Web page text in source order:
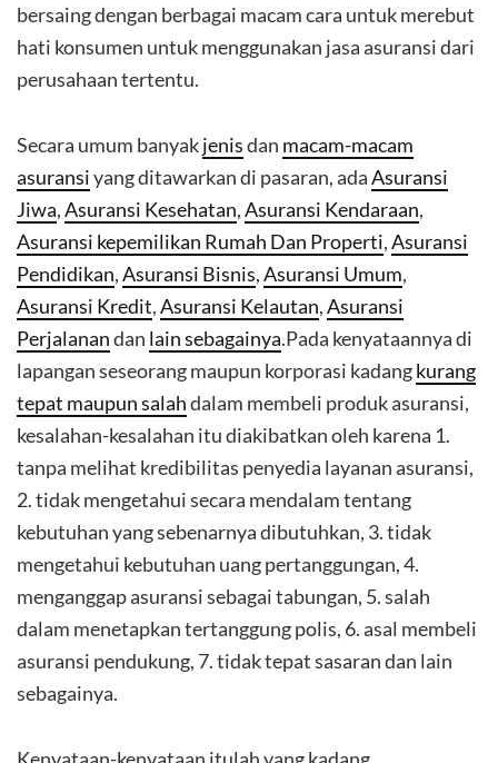
bersaing dengan berbagai macam cara untuk merebut
hati konsumen untuk menggunakan jasa asuransi dari
perusahaan tertentu.
Secara umum banyakjenisdan macam-macam
asuransiyang ditawarkan di pasaran, adaAsuransi
Jiwa,Asuransi Kesehatan,Asuransi Kendaraan,
Asuransi kepemilikan Rumah Dan Properti,Asuransi
Pendidikan,Asuransi Bisnis,Asuransi Umum,
Asuransi Kredit,Asuransi Kelautan,Asuransi
Perjalanandan lain sebagainya.Pada kenyataannya di
lapangan seseorang maupun korporasi kadangkurang
tepat maupun salahdalam membeli produk asuransi,
kesalahan-kesalahan itu diakibatkan oleh karena 1.
tanpa melihat kredibilitas penyedia layanan asuransi,
2. tidak mengetahui secara mendalam tentang
kebutuhan yang sebenarnya dibutuhkan, 3. tidak
mengetahui kebutuhan uang pertanggungan, 4.
menganggap asuransi sebagai tabungan, 5. salah
dalam menetapkan tertanggung polis, 6. asal membeli
asuransi pendukung, 7. tidak tepat sasaran dan lain
sebagainya.